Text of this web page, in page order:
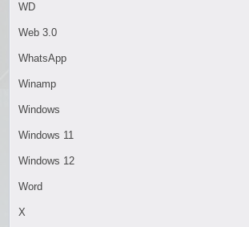
WD
Web 3.0
WhatsApp
Winamp
Windows
Windows 11
Windows 12
Word
X